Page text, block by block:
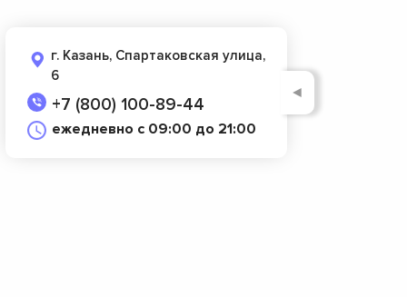
г. Казань, Спартаковская улица,
6
+7 (800) 100-89-44
ежедневно с 09:00 до 21:00
◄